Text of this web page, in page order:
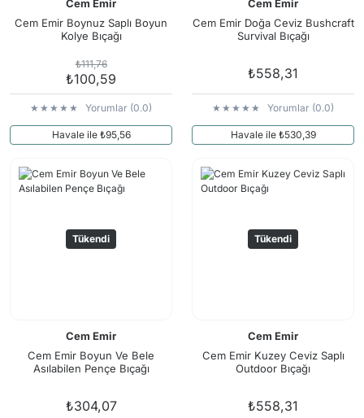
Cem Emir
Cem Emir Boynuz Saplı Boyun
Kolye Bıçağı
₺111,76
₺100,59
Yorumlar (0.0)
Havale ile ₺95,56
Cem Emir
Cem Emir Doğa Ceviz Bushcraft
Survival Bıçağı
₺558,31
Yorumlar (0.0)
Havale ile ₺530,39
Tükendi
Cem Emir
Cem Emir Boyun Ve Bele
Asılabilen Pençe Bıçağı
₺304,07
Tükendi
Cem Emir
Cem Emir Kuzey Ceviz Saplı
Outdoor Bıçağı
₺558,31